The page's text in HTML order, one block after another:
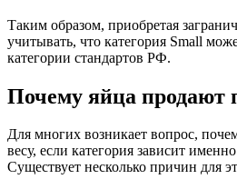
Таким образом, приобретая
учитывать, что категория Small
категории стандартов РФ.
Почему яйца продают
Для многих возникает вопрос,
весу, если категория зависит
Существует несколько причин для